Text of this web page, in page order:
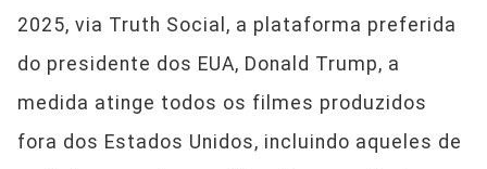
2025, via Truth Social, a plataforma preferida
do presidente dos EUA, Donald Trump, a
medida atinge todos os filmes produzidos
fora dos Estados Unidos, incluindo aqueles de